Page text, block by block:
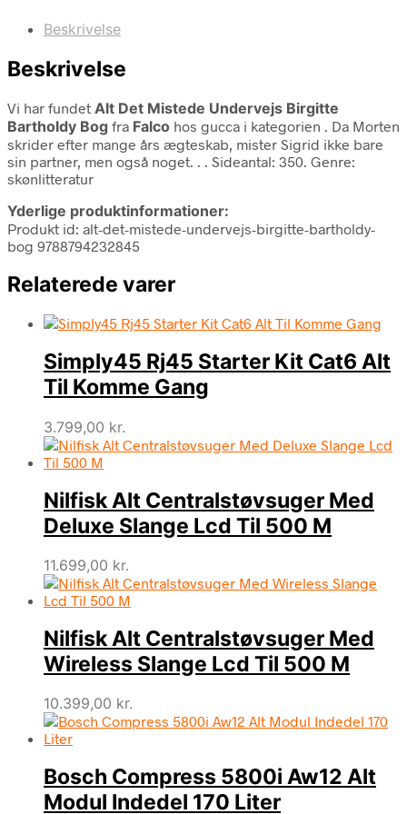
Beskrivelse
Beskrivelse
Vi har fundet Alt Det Mistede Undervejs Birgitte
Bartholdy Bog fra Falco hos gucca i kategorien . Da Morten
skrider efter mange års ægteskab, mister Sigrid ikke bare
sin partner, men også noget. . . Sideantal: 350. Genre:
skønlitteratur
Yderlige produktinformationer:
Produkt id: alt-det-mistede-undervejs-birgitte-bartholdy-
bog 9788794232845
Relaterede varer
Simply45 Rj45 Starter Kit Cat6 Alt
Til Komme Gang
3.799,00 kr.
Nilfisk Alt Centralstøvsuger Med
Deluxe Slange Lcd Til 500 M
11.699,00 kr.
Nilfisk Alt Centralstøvsuger Med
Wireless Slange Lcd Til 500 M
10.399,00 kr.
Bosch Compress 5800i Aw12 Alt
Modul Indedel 170 Liter